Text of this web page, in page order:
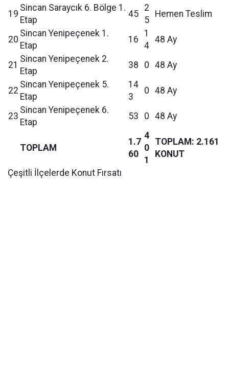
19
Sincan Saraycık 6. Bölge 1.
Etap
45
2
5
Hemen Teslim
20
Sincan Yenipeçenek 1.
Etap
16
1
4
48 Ay
21
Sincan Yenipeçenek 2.
Etap
38 0 48 Ay
22
Sincan Yenipeçenek 5.
Etap
14
3
0 48 Ay
23
Sincan Yenipeçenek 6.
Etap
53 0 48 Ay
TOPLAM
1.7
60
4
0
1
TOPLAM: 2.161
KONUT
Çeşitli İlçelerde Konut Fırsatı